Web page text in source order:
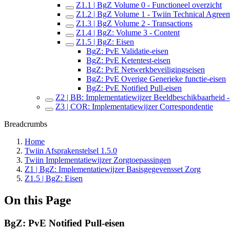
Z1.1 | BgZ Volume 0 - Functioneel overzicht
Z1.2 | BgZ Volume 1 - Twiin Technical
Z1.3 | BgZ Volume 2 - Transactions
Z1.4 | BgZ: Volume 3 - Content
Z1.5 | BgZ: Eisen
BgZ: PvE Validatie-eisen
BgZ: PvE Ketentest-eisen
BgZ: PvE Netwerkbeveiligingseisen
BgZ: PvE Overige Generieke functie-eisen
BgZ: PvE Notified Pull-eisen
Z2 | BB: Implementatiewijzer Beeldbeschikbaarheid
Z3 | COR: Implementatiewijzer Correspondentie
Breadcrumbs
Home
Twiin Afsprakenstelsel 1.5.0
Twiin Implementatiewijzer Zorgtoepassingen
Z1 | BgZ: Implementatiewijzer Basisgegevensset Zorg
Z1.5 | BgZ: Eisen
On this Page
BgZ: PvE Notified Pull-eisen